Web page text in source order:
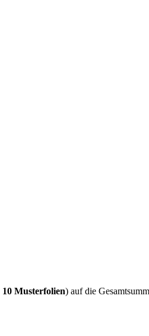
10 Musterfolien) auf die